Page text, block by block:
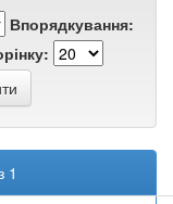
Впорядкування:
1